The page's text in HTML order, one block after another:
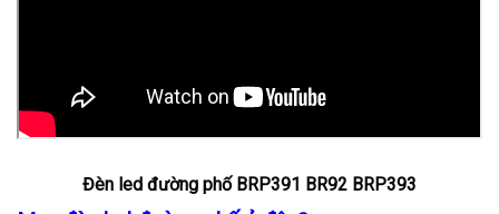
Đèn led đường phố BRP391 BR92 BRP393